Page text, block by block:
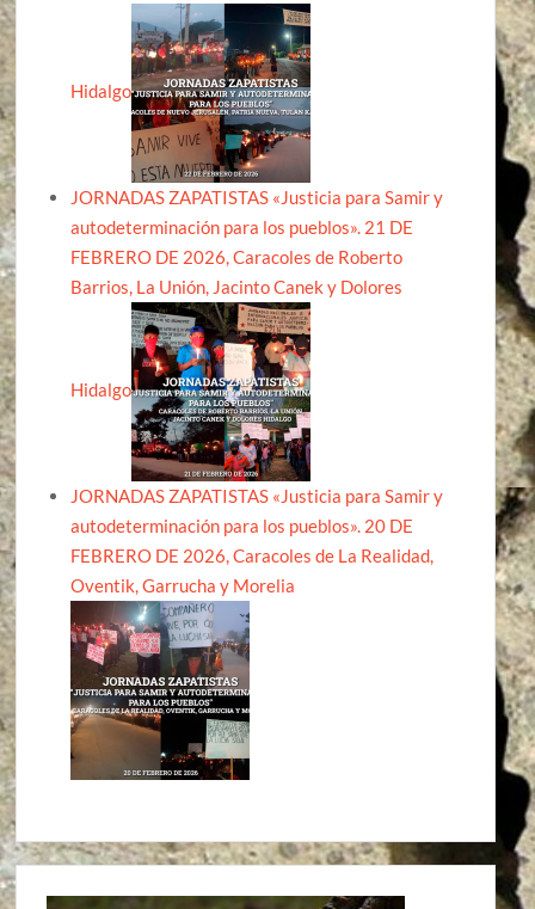
Hidalgo
JORNADAS ZAPATISTAS «Justicia para Samir y
autodeterminación para los pueblos». 21 DE
FEBRERO DE 2026, Caracoles de Roberto
Barrios, La Unión, Jacinto Canek y Dolores
Hidalgo
JORNADAS ZAPATISTAS «Justicia para Samir y
autodeterminación para los pueblos». 20 DE
FEBRERO DE 2026, Caracoles de La Realidad,
Oventik, Garrucha y Morelia